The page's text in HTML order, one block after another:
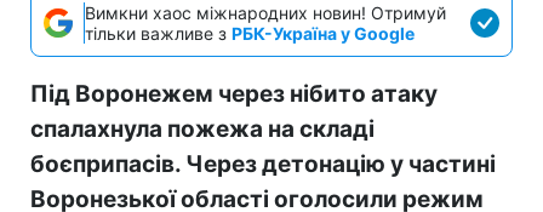
Вимкни хаос міжнародних новин! Отримуй
тільки важливе з РБК-Україна у Google
Під Воронежем через нібито атаку
спалахнула пожежа на складі
боєприпасів. Через детонацію у частині
Воронезької області оголосили режим